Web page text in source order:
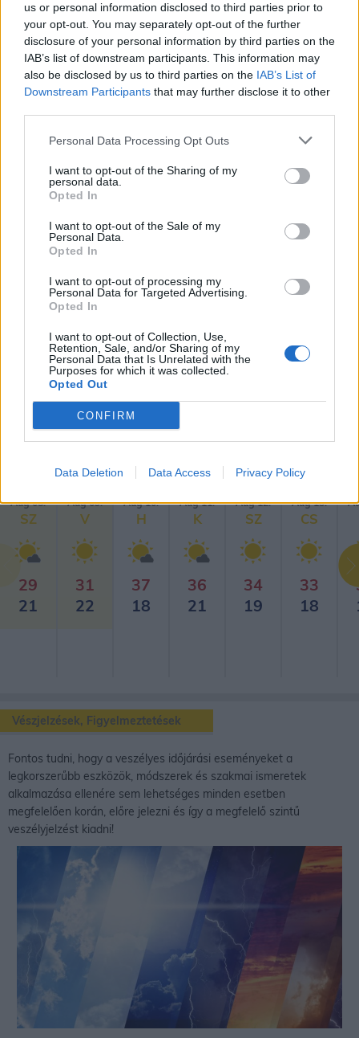
us or personal information disclosed to third parties prior to
your opt-out. You may separately opt-out of the further
disclosure of your personal information by third parties on the
IAB’s list of downstream participants. This information may
also be disclosed by us to third parties on the IAB’s List of
Downstream Participants that may further disclose it to other
Personal Data Processing Opt Outs
I want to opt-out of the Sharing of my
personal data.
Opted In
I want to opt-out of the Sale of my
Personal Data.
Opted In
I want to opt-out of processing my
Personal Data for Targeted Advertising.
Opted In
I want to opt-out of Collection, Use,
Retention, Sale, and/or Sharing of my
Personal Data that Is Unrelated with the
Purposes for which it was collected.
Opted Out
CONFIRM
Data Deletion Data Access Privacy Policy
A napi középhőmérséklet 25 °C felett alakulhat.
Veszprém
A napi középhőmérséklet 25 °C felett alakulhat.
Zala
Figyelem! Zivatar alakulhat ki. Elsődleges veszélyforrást a
villámlás jelent, emellett esetenként szélerősödés, jégeső
előfordulhat!
A napi középhőmérséklet 25 °C felett alakulhat.
Aug 08.
SZ
29
21
Aug 09.
V
31
22
Aug 10.
H
37
18
Aug 11.
K
36
21
Aug 12.
SZ
34
19
Aug 13.
CS
33
18
Vészjelzések, Figyelmeztetések
Fontos tudni, hogy a veszélyes időjárási eseményeket a
legkorszerűbb eszközök, módszerek és szakmai ismeretek
alkalmazása ellenére sem lehetséges minden esetben
megfelelően korán, előre jelezni és így a megfelelő szintű
veszélyjelzést kiadni!